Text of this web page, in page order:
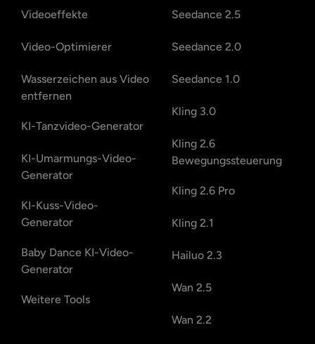
Videoeffekte
Video-Optimierer
Wasserzeichen aus Video
entfernen
KI-Tanzvideo-Generator
KI-Umarmungs-Video-
Generator
KI-Kuss-Video-
Generator
Baby Dance KI-Video-
Generator
Weitere Tools
Seedance 2.5
Seedance 2.0
Seedance 1.0
Kling 3.0
Kling 2.6
Bewegungssteuerung
Kling 2.6 Pro
Kling 2.1
Hailuo 2.3
Wan 2.5
Wan 2.2